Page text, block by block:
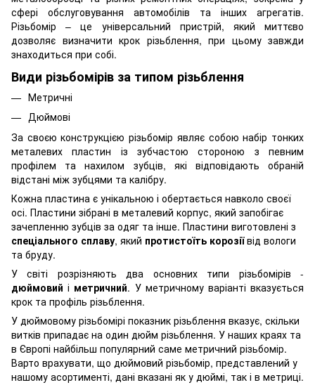
сфері обслуговування автомобілів та інших агрегатів.
Різьбомір – це універсальний пристрій, який миттєво
дозволяє визначити крок різьблення, при цьому завжди
знаходиться при собі.
Види різьбомірів за типом різьблення
Метричні
Дюймові
За своєю конструкцією різьбомір являє собою набір тонких
металевих пластин із зубчастою стороною з певним
профілем та нахилом зубців, які відповідають обраній
відстані між зубцями та калібру.
Кожна пластина є унікальною і обертається навколо своєї
осі. Пластини зібрані в металевий корпус, який запобігає
зачепленню зубців за одяг та інше. Пластини виготовлені з
спеціального сплаву, який протистоїть корозіївід вологи
та бруду.
У світі розрізняють два основних типи різьбомірів -
дюймовий і метричний. У метричному варіанті вказується
крок та профіль різьблення.
У дюймовому різьбомірі показник різьблення вказує, скільки
витків припадає на один дюйм різьблення. У наших краях та
в Європі найбільш популярний саме метричний різьбомір.
Варто врахувати, що дюймовий різьбомір, представлений у
нашому асортименті, дані вказані як у дюймі, так і в метриці.